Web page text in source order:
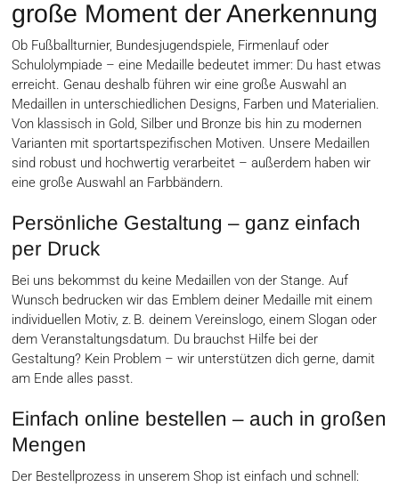
große Moment der Anerkennung
Ob Fußballturnier, Bundesjugendspiele, Firmenlauf oder
Schulolympiade – eine Medaille bedeutet immer: Du hast etwas
erreicht. Genau deshalb führen wir eine große Auswahl an
Medaillen in unterschiedlichen Designs, Farben und Materialien.
Von klassisch in Gold, Silber und Bronze bis hin zu modernen
Varianten mit sportartspezifischen Motiven. Unsere Medaillen
sind robust und hochwertig verarbeitet – außerdem haben wir
eine große Auswahl an Farbbändern.
Persönliche Gestaltung – ganz einfach
per Druck
Bei uns bekommst du keine Medaillen von der Stange. Auf
Wunsch bedrucken wir das Emblem deiner Medaille mit einem
individuellen Motiv, z. B. deinem Vereinslogo, einem Slogan oder
dem Veranstaltungsdatum. Du brauchst Hilfe bei der
Gestaltung? Kein Problem – wir unterstützen dich gerne, damit
am Ende alles passt.
Einfach online bestellen – auch in großen
Mengen
Der Bestellprozess in unserem Shop ist einfach und schnell: